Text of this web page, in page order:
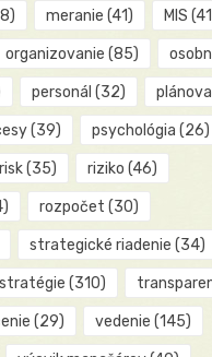
meranie (41) MIS
organizovanie (85)
personál (32)
(39) psychológia (26)
risk(35) riziko (46)
rozpočet (30)
strategické riadenie (34)
stratégie (310)
(29) vedenie (145)